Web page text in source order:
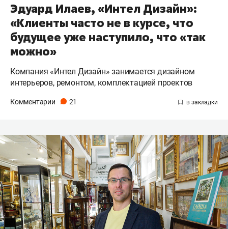
Эдуард Илаев, «Интел Дизайн»:
«Клиенты часто не в курсе, что
будущее уже наступило, что «так
можно»
Компания «Интел Дизайн» занимается дизайном
интерьеров, ремонтом, комплектацией проектов
Комментарии 21